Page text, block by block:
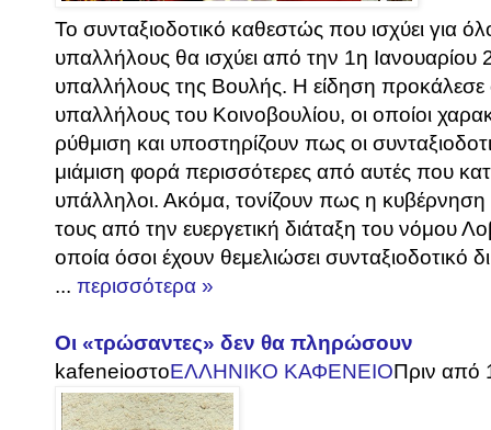
Το συνταξιοδοτικό καθεστώς που ισχύει για
υπαλλήλους θα ισχύει από την 1η Ιανουαρίου
υπαλλήλους της Βουλής. Η είδηση
υπαλλήλους του Κοινοβουλίου, οι οποίοι
ρύθμιση και υποστηρίζουν πως οι
μιάμιση φορά περισσότερες από αυτές που
υπάλληλοι. Ακόμα, τονίζουν πως η
τους από την ευεργετική διάταξη του νόμου
οποία όσοι έχουν θεμελιώσει συνταξιοδοτικό
... περισσότερα »
Οι «τρώσαντες» δεν θα πληρώσουν
kafeneioστοΕΛΛΗΝΙΚΟ ΚΑΦΕΝΕΙΟΠριν από